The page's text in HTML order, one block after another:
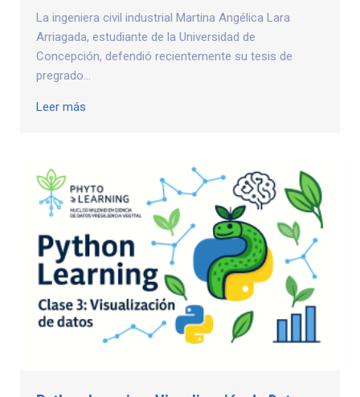
La ingeniera civil industrial Martina Angélica Lara
Arriagada, estudiante de la Universidad de
Concepción, defendió recientemente su tesis de
pregrado...
Leer más